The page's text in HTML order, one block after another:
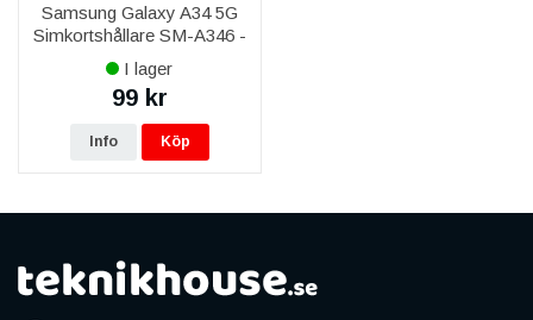
Samsung Galaxy A34 5G
Simkortshållare SM-A346 -
Silver
I lager
99 kr
Info Köp